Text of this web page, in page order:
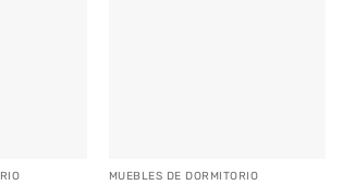
MUEBLES DE DORMITORIO